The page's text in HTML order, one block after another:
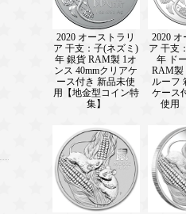
2020 オーストラリ
ア 干支：子(ネズミ)
年 銀貨 RAM製 1オ
ンス 40mmクリアケ
ース付き 新品未使
用【地金型コイン特
集】
2020
ア 干支
年 ド
RAM製
ルーフ
ケース
使用